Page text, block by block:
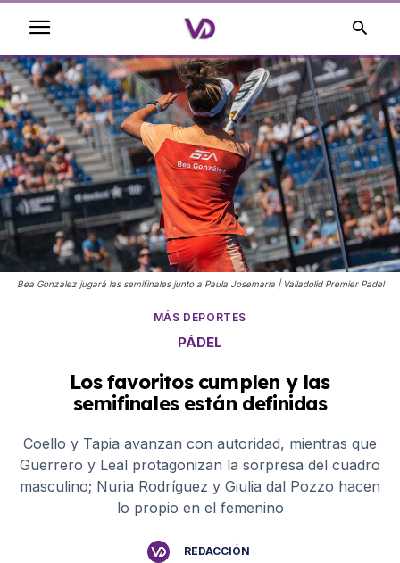
Bea Gonzalez jugará las semifinales junto a Paula Josemaría | Valladolid Premier Padel
MÁS DEPORTES
PÁDEL
Los favoritos cumplen y las
semifinales están definidas
Coello y Tapia avanzan con autoridad, mientras que
Guerrero y Leal protagonizan la sorpresa del cuadro
masculino; Nuria Rodríguez y Giulia dal Pozzo hacen
lo propio en el femenino
REDACCIÓN